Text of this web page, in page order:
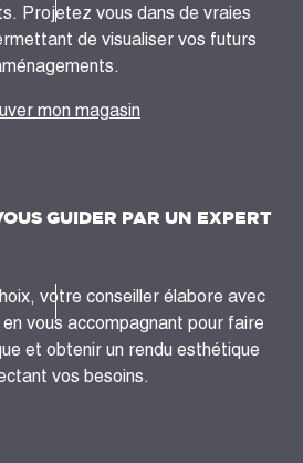
Projetez vous dans de vraies
de visualiser vos futurs
mon magasin
GUIDER PAR UN EXPERT
votre conseiller élabore avec
vous accompagnant pour faire
et obtenir un rendu esthétique
vos besoins.